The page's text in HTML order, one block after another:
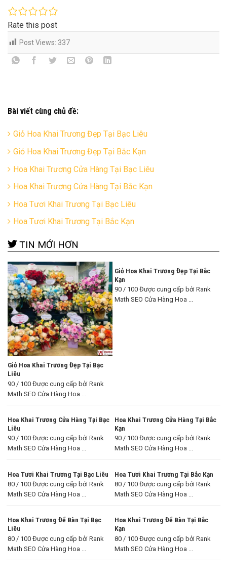
Rate this post
Post Views: 337
Bài viết cùng chủ đề:
Giỏ Hoa Khai Trương Đẹp Tại Bạc Liêu
Giỏ Hoa Khai Trương Đẹp Tại Bắc Kạn
Hoa Khai Trương Cửa Hàng Tại Bạc Liêu
Hoa Khai Trương Cửa Hàng Tại Bắc Kạn
Hoa Tươi Khai Trương Tại Bạc Liêu
Hoa Tươi Khai Trương Tại Bắc Kạn
TIN MỚI HƠN
Giỏ Hoa Khai Trương Đẹp Tại Bạc
Liêu
90 / 100 Được cung cấp bởi Rank
Math SEO Cửa Hàng Hoa ...
Giỏ Hoa Khai Trương Đẹp Tại Bắc
Kạn
90 / 100 Được cung cấp bởi Rank
Math SEO Cửa Hàng Hoa ...
Hoa Khai Trương Cửa Hàng Tại Bạc
Liêu
90 / 100 Được cung cấp bởi Rank
Math SEO Cửa Hàng Hoa ...
Hoa Khai Trương Cửa Hàng Tại Bắc
Kạn
90 / 100 Được cung cấp bởi Rank
Math SEO Cửa Hàng Hoa ...
Hoa Tươi Khai Trương Tại Bạc Liêu
80 / 100 Được cung cấp bởi Rank
Math SEO Cửa Hàng Hoa ...
Hoa Tươi Khai Trương Tại Bắc Kạn
80 / 100 Được cung cấp bởi Rank
Math SEO Cửa Hàng Hoa ...
Hoa Khai Trương Để Bàn Tại Bạc
Liêu
80 / 100 Được cung cấp bởi Rank
Math SEO Cửa Hàng Hoa ...
Hoa Khai Trương Để Bàn Tại Bắc
Kạn
80 / 100 Được cung cấp bởi Rank
Math SEO Cửa Hàng Hoa ...